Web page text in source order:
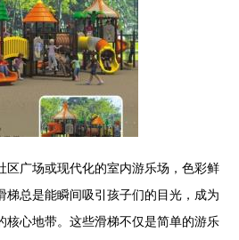
区广场或现代化的室内游乐场，色彩鲜
梯总是能瞬间吸引孩子们的目光，成为
核心地带。这些滑梯不仅是简单的游乐